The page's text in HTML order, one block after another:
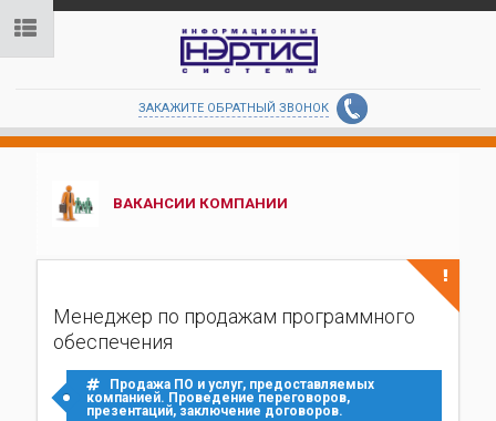
ЗАКАЖИТЕ ОБРАТНЫЙ ЗВОНОК
ВАКАНСИИ КОМПАНИИ
Менеджер по продажам программного
обеспечения
Продажа ПО и услуг, предоставляемых
компанией. Проведение переговоров,
презентаций, заключение договоров.